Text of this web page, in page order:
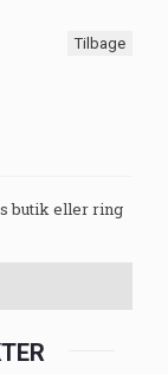
Tilbage
butik eller ring